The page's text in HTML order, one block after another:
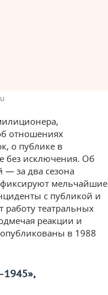
отношениях
о публике в
без исключения. Об
— за два сезона
фиксируют мельчайшие
с публикой и
работу театральных
реакции и
в 1988